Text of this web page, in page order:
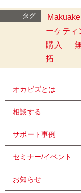
タグ Makuake
ーケティ
購入
拓
オカビズとは
相談する
サポート事例
セミナー/イベント
お知らせ